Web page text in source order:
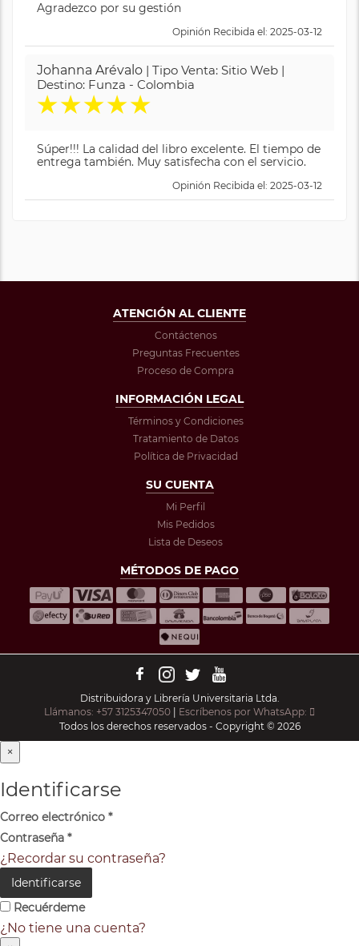
Agradezco por su gestión
Opinión Recibida el: 2025-03-12
Johanna Arévalo | Tipo Venta: Sitio Web |
Destino: Funza - Colombia
★★★★★
Súper!!! La calidad del libro excelente. El tiempo de
entrega también. Muy satisfecha con el servicio.
Opinión Recibida el: 2025-03-12
ATENCIÓN AL CLIENTE
Contáctenos
Preguntas Frecuentes
Proceso de Compra
INFORMACIÓN LEGAL
Términos y Condiciones
Tratamiento de Datos
Política de Privacidad
SU CUENTA
Mi Perfil
Mis Pedidos
Lista de Deseos
MÉTODOS DE PAGO
Distribuidora y Librería Universitaria Ltda.
Llámanos: +57 3125347050
Escríbenos por WhatsApp:
Todos los derechos reservados - Copyright © 2026
×
Identificarse
Correo electrónico *
Contraseña *
¿Recordar su contraseña?
Identificarse
Recuérdeme
¿No tiene una cuenta?